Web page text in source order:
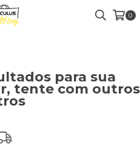
0
para sua
tente com outros